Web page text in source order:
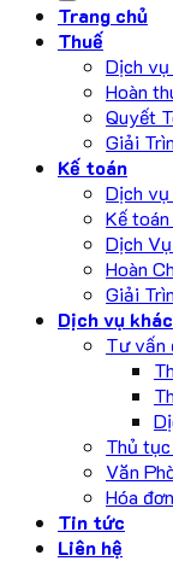
Trang chủ
Thuế
Dịch vụ
Hoàn
Quyết
Giải
Kế toán
Dịch vụ
Kế toán
Dịch
Hoàn
Giải
Dịch vụ khác
Tư vấn
Thủ
Văn
Hóa
Tin tức
Liên hệ